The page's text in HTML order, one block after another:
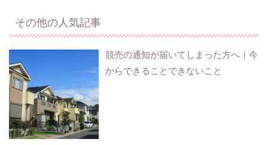
その他の人気記事
競売の通知が届いてしまった方へ｜今
からできることできないこと